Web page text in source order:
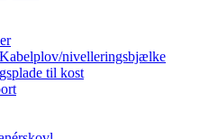
nivelleringsbjælke
til kost